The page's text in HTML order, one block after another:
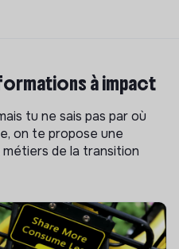
à impact
tu ne sais pas par où
on te propose une
de la transition